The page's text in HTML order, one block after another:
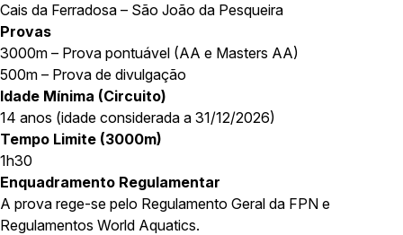
Cais da Ferradosa – São João da Pesqueira
Provas
3000m – Prova pontuável (AA e Masters AA)
500m – Prova de divulgação
Idade Mínima (Circuito)
14 anos (idade considerada a 31/12/2026)
Tempo Limite (3000m)
1h30
Enquadramento Regulamentar
A prova rege-se pelo Regulamento Geral da FPN e
Regulamentos World Aquatics.